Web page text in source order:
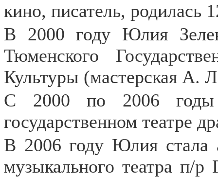
кино, писатель, родилась
В 2000 году Юлия
Тюменского
Культуры (мастерская А.
С 2000 по 2006 годы
государственном театре
В 2006 году Юлия стала
музыкального театра п/